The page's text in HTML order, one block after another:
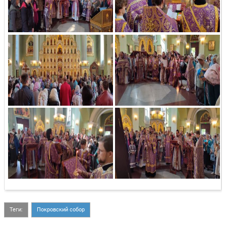
Теги: Покровский собор